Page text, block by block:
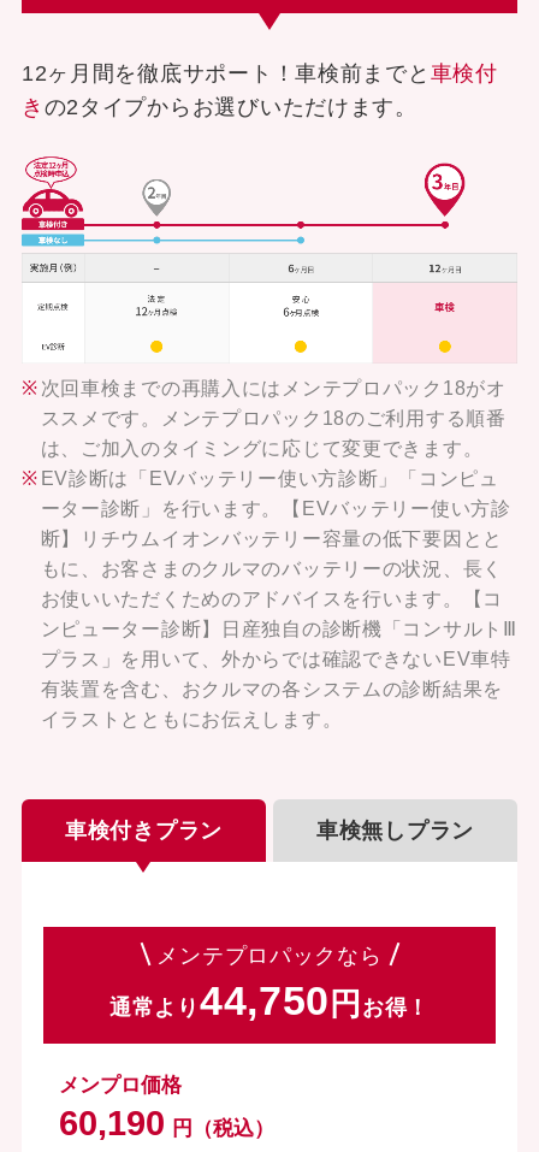
12ヶ月間を徹底サポート！車検前までと 車検付
き の2タイプからお選びいただけます。
次回車検までの再購入にはメンテプロパック18がオ
ススメです。メンテプロパック18のご利用する順番
は、ご加入のタイミングに応じて変更できます。
EV診断は「EVバッテリー使い方診断」「コンピュ
ーター診断」を行います。【EVバッテリー使い方診
断】リチウムイオンバッテリー容量の低下要因とと
もに、お客さまのクルマのバッテリーの状況、長く
お使いいただくためのアドバイスを行います。【コ
ンピューター診断】日産独自の診断機「コンサルトⅢ
プラス」を用いて、外からでは確認できないEV車特
有装置を含む、おクルマの各システムの診断結果を
イラストとともにお伝えします。
車検付きプラン 車検無しプラン
メンテプロパックなら
通常より 44,750 お得！
メンプロ価格
60,190 円（税込）